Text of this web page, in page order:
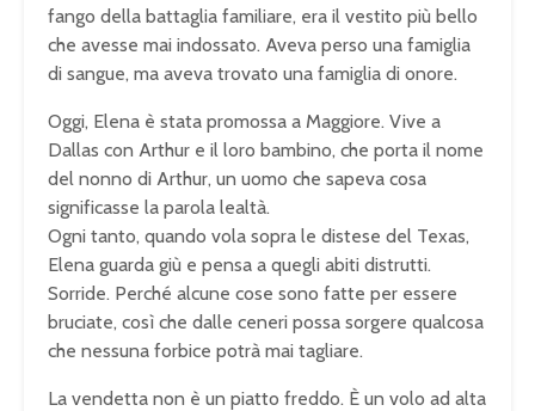
fango della battaglia familiare, era il vestito più bello
che avesse mai indossato. Aveva perso una famiglia
di sangue, ma aveva trovato una famiglia di onore.
Oggi, Elena è stata promossa a Maggiore. Vive a
Dallas con Arthur e il loro bambino, che porta il nome
del nonno di Arthur, un uomo che sapeva cosa
significasse la parola lealtà.
Ogni tanto, quando vola sopra le distese del Texas,
Elena guarda giù e pensa a quegli abiti distrutti.
Sorride. Perché alcune cose sono fatte per essere
bruciate, così che dalle ceneri possa sorgere qualcosa
che nessuna forbice potrà mai tagliare.
La vendetta non è un piatto freddo. È un volo ad alta